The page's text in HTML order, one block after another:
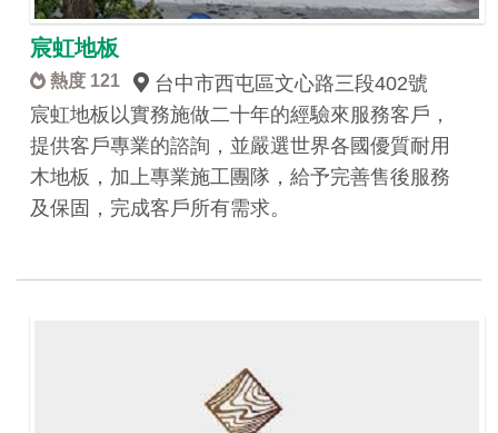
宸虹地板
熱度 121
台中市西屯區文心路三段402號
宸虹地板以實務施做二十年的經驗來服務客戶，
提供客戶專業的諮詢，並嚴選世界各國優質耐用
木地板，加上專業施工團隊，給予完善售後服務
及保固，完成客戶所有需求。